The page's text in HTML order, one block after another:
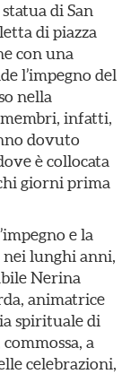
di San
di piazza
con una
l’impegno del
nella
membri, infatti,
dovuto
è collocata
giorni prima
e la
nei lunghi anni,
Nerina
animatrice
spirituale di
a
celebrazioni,